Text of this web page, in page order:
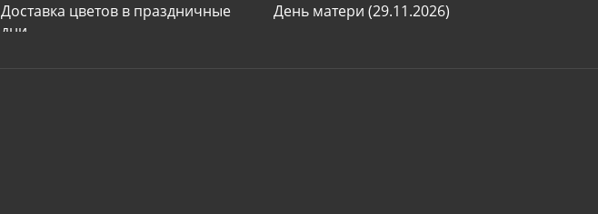
Доставка цветов в праздничные
дни
День матери (29.11.2026)